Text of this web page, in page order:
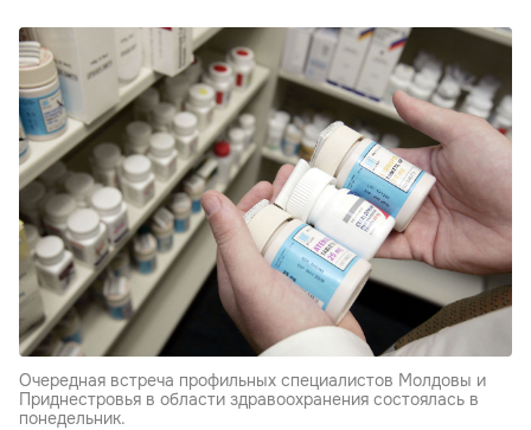
Очередная встреча профильных специалистов Молдовы и
Приднестровья в области здравоохранения состоялась в
понедельник.